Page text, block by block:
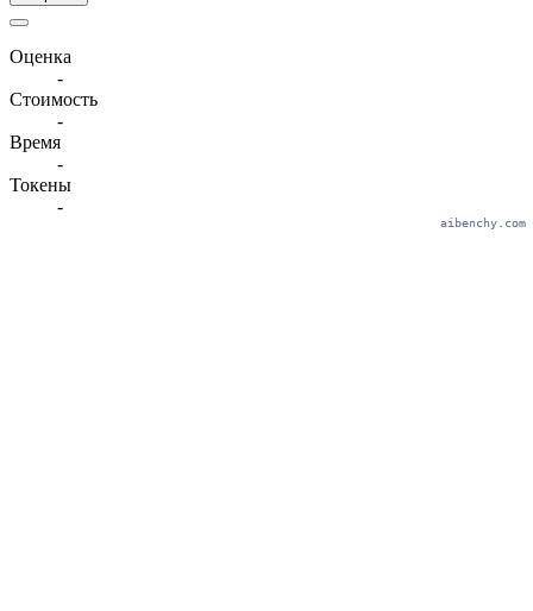
Оценка
-
Стоимость
-
Время
-
Токены
-